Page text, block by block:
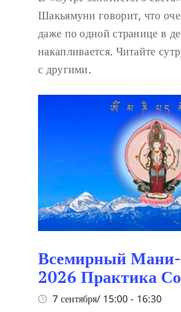
Шакьямуни говорит, что
даже по одной странице в
накапливается. Читайте
с другими.
Всемирный Мани-
2026 Практика
7 сентября/ 15:00 - 16:30